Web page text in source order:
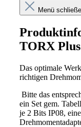
Menü
TORX
Das optimale
richtigen
Bitte das
ein Set gem.
je 2 Bits IP08,